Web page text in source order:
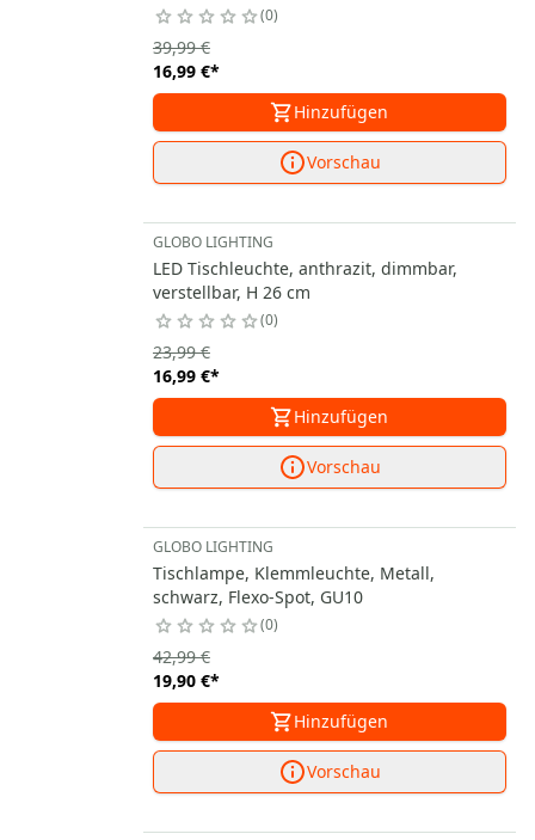
0
16,99 €*
39,99 €
Hinzufügen
Vorschau
GLOBO LIGHTING
LED Tischleuchte, anthrazit, dimmbar,
verstellbar, H 26 cm
0
16,99 €*
23,99 €
Hinzufügen
Vorschau
GLOBO LIGHTING
Tischlampe, Klemmleuchte, Metall,
schwarz, Flexo-Spot, GU10
0
19,90 €*
42,99 €
Hinzufügen
Vorschau